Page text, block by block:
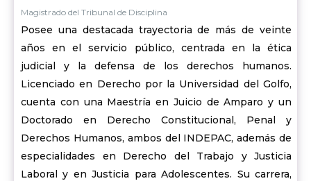
Magistrado del Tribunal de Disciplina
Posee una destacada trayectoria de más de veinte
años en el servicio público, centrada en la ética
judicial y la defensa de los derechos humanos.
Licenciado en Derecho por la Universidad del Golfo,
cuenta con una Maestría en Juicio de Amparo y un
Doctorado en Derecho Constitucional, Penal y
Derechos Humanos, ambos del INDEPAC, además de
especialidades en Derecho del Trabajo y Justicia
Laboral y en Justicia para Adolescentes. Su carrera,